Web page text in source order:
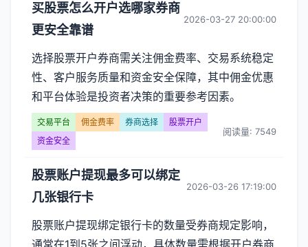
买股票怎么开户选哪家券商
更安全靠谱
2026-03-27 20:00:00
选择股票开户券商需关注佣金费率、交易系统稳定
性、客户服务质量和资金安全保障，其中佣金优惠
和平台体验是投资者决策的重要参考因素。
交易平台 佣金费率 券商选择
股票开户
资金安全
阅读量: 7549
股票账户提现最多可以绑定
几张银行卡
2026-03-26 17:19:00
股票账户提现绑定银行卡的数量受券商规定影响，
通常在1到5张之间浮动，具体数量需根据开户券商